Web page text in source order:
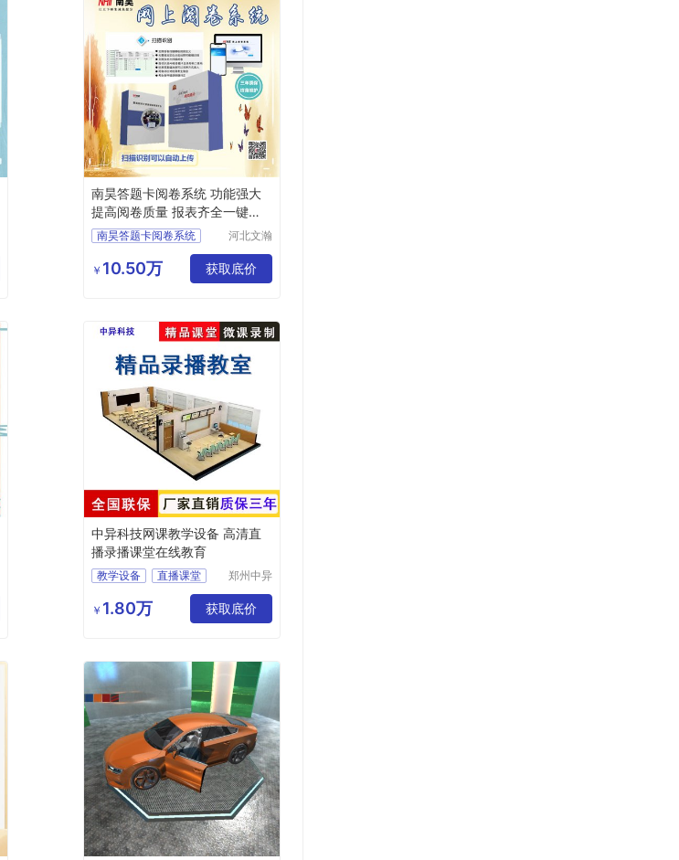
南昊答题卡阅卷系统 功能强大
提高阅卷质量 报表齐全一键导
出南昊答题卡阅卷系统
教育阅卷系统
河北文瀚
技发展有
限公司
￥ 10.50万 获取底价
中异科技网课教学设备 高清直
播录播课堂在线教育
教学设备
直播课堂
在线教育
郑州中异
有限公司
￥ 1.80万 获取底价